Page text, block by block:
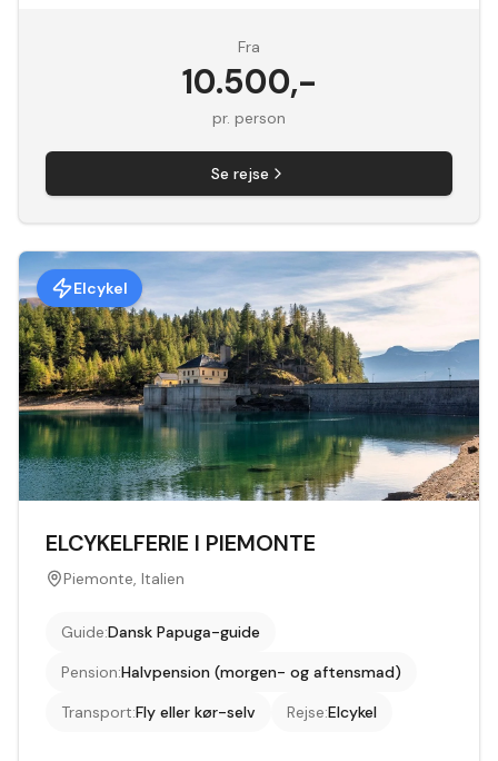
Fra
10.500,-
pr. person
Se rejse
Elcykel
ELCYKELFERIE I PIEMONTE
Piemonte, Italien
Guide:Dansk Papuga-guide
Pension:Halvpension (morgen- og aftensmad)
Transport:Fly eller kør-selv Rejse:Elcykel